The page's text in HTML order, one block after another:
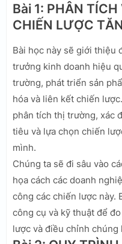
Bài 1: PHÂN
CHIẾN LƯỢC
Bài học này sẽ giới thiệu
trưởng kinh doanh hiệu
trường, phát triển sản
hóa và liên kết chiến
phân tích thị trường, xác
tiêu và lựa chọn chiến
mình.
Chúng ta sẽ đi sâu vào
họa cách các doanh
công các chiến lược này.
công cụ và kỹ thuật để
lược và điều chỉnh chúng